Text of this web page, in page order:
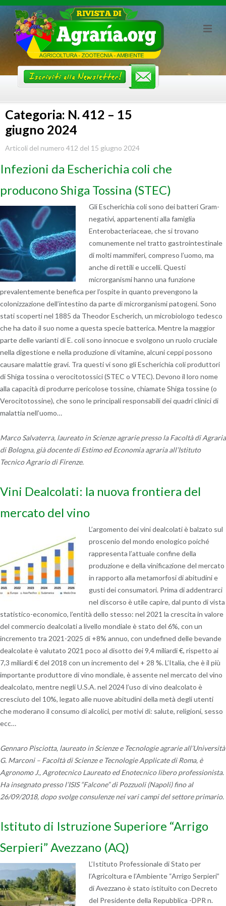
Skip
content
Categoria: N. 412 – 15
giugno 2024
Articoli del numero 412 del 15 giugno 2024
Infezioni da Escherichia coli che
producono Shiga Tossina (STEC)
Gli Escherichia coli sono dei batteri Gram-
negativi, appartenenti alla famiglia
Enterobacteriaceae, che si trovano
comunemente nel tratto gastrointestinale
di molti mammiferi, compreso l’uomo, ma
anche di rettili e uccelli. Questi
microrganismi hanno una funzione
prevalentemente benefica per l’ospite in quanto prevengono la
colonizzazione dell’intestino da parte di microrganismi patogeni. Sono
stati scoperti nel 1885 da Theodor Escherich, un microbiologo tedesco
che ha dato il suo nome a questa specie batterica. Mentre la maggior
parte delle varianti di E. coli sono innocue e svolgono un ruolo cruciale
nella digestione e nella produzione di vitamine, alcuni ceppi possono
causare malattie gravi. Tra questi vi sono gli Escherichia coli produttori
di Shiga tossina o verocitotossici (STEC o VTEC). Devono il loro nome
alla capacità di produrre pericolose tossine, chiamate Shiga tossine (o
Verocitotossine), che sono le principali responsabili dei quadri clinici di
malattia nell’uomo…
Marco Salvaterra, laureato in Scienze agrarie presso la Facoltà di Agraria
di Bologna, già docente di Estimo ed Economia agraria all’Istituto
Tecnico Agrario di Firenze.
Vini Dealcolati: la nuova frontiera del
mercato del vino
L’argomento dei vini dealcolati è balzato sul
proscenio del mondo enologico poiché
rappresenta l’attuale confine della
produzione e della vinificazione del mercato
in rapporto alla metamorfosi di abitudini e
gusti dei consumatori. Prima di addentrarci
nel discorso è utile capire, dal punto di vista
statistico-economico, l’entità dello stesso: nel 2021 la crescita in valore
del commercio dealcolati a livello mondiale è stato del 6%, con un
incremento tra 2021-2025 di +8% annuo, con undefined delle bevande
dealcolate è valutato 2021 poco al disotto dei 9,4 miliardi €, rispetto ai
7,3 miliardi € del 2018 con un incremento del + 28 %. L’Italia, che è il più
importante produttore di vino mondiale, è assente nel mercato del vino
dealcolato, mentre negli U.S.A. nel 2024 l’uso di vino dealcolato è
cresciuto del 10%, legato alle nuove abitudini della metà degli utenti
che moderano il consumo di alcolici, per motivi di: salute, religioni, sesso
ecc…
Gennaro Pisciotta, laureato in Scienze e Tecnologie agrarie all’Università
G. Marconi – Facoltà di Scienze e Tecnologie Applicate di Roma, è
Agronomo J., Agrotecnico Laureato ed Enotecnico libero professionista.
Ha insegnato presso l’ISIS “Falcone” di Pozzuoli (Napoli) fino al
26/09/2018, dopo svolge consulenze nei vari campi del settore primario.
Istituto di Istruzione Superiore “Arrigo
Serpieri” Avezzano (AQ)
L’Istituto Professionale di Stato per
l’Agricoltura e l’Ambiente “Arrigo Serpieri”
di Avezzano è stato istituito con Decreto
del Presidente della Repubblica -DPR n.